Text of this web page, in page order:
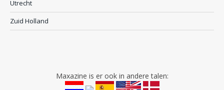
Utrecht
Zuid Holland
Maxazine is er ook in andere talen: